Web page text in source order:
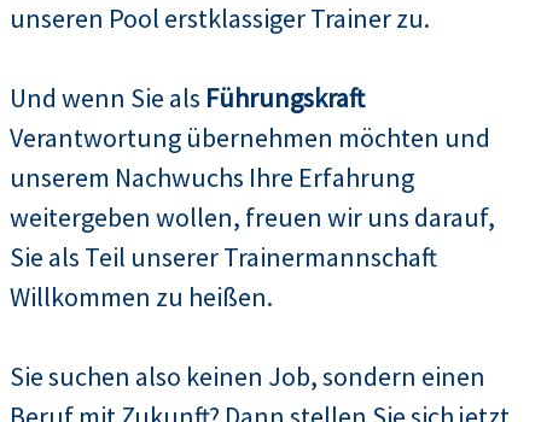
unseren Pool erstklassiger Trainer zu.
Und wenn Sie als Führungskraft
Verantwortung übernehmen möchten und
unserem Nachwuchs Ihre Erfahrung
weitergeben wollen, freuen wir uns darauf,
Sie als Teil unserer Trainermannschaft
Willkommen zu heißen.
Sie suchen also keinen Job, sondern einen